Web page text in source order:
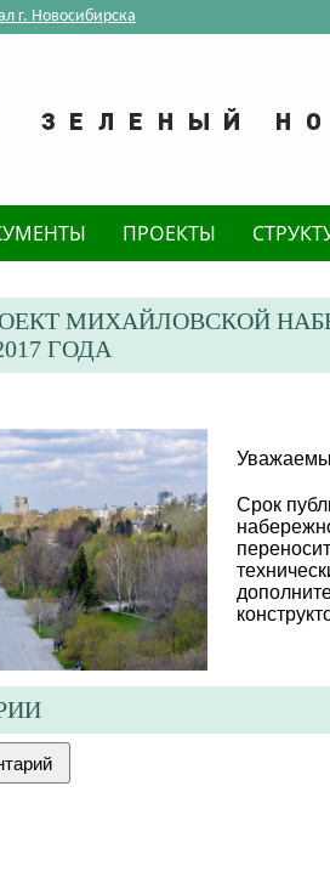
г. Новосибирска
ПРОЕКТЫ
МИХАЙЛОВСКОЙ
ГОДА
Срок